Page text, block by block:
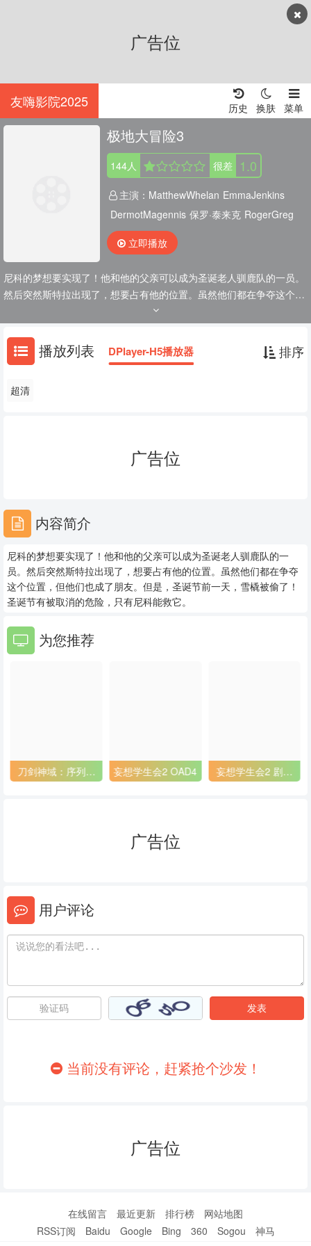
广告位
友嗨影院2025 菜单
换肤
历史
极地大冒险3
144人 很差 1.0
主演： MatthewWhelan EmmaJenkins
DermotMagennis 保罗·泰来克 RogerGreg
立即播放
尼科的梦想要实现了！他和他的父亲可以成为圣诞老人驯鹿队的一员。
然后突然斯特拉出现了，想要占有他的位置。虽然他们都在争夺这个位
置，但他们也成了朋友。但是，圣诞节前一天，雪橇被偷了！圣诞节有
被取消的危险，只有尼科能救它。
播放列表 排序
DPlayer-H5播放器
超清
广告位
内容简介
尼科的梦想要实现了！他和他的父亲可以成为圣诞老人驯鹿队的一
员。然后突然斯特拉出现了，想要占有他的位置。虽然他们都在争夺
这个位置，但他们也成了朋友。但是，圣诞节前一天，雪橇被偷了！
圣诞节有被取消的危险，只有尼科能救它。
为您推荐
刀剑神域：序列之
争
妄想学生会2 OAD4
妄想学生会2 剧场
版
广告位
用户评论
当前没有评论，赶紧抢个沙发！
广告位
在线留言 最近更新 排行榜
网站地图
RSS订阅
Baidu Google Bing 360 Sogou 神马